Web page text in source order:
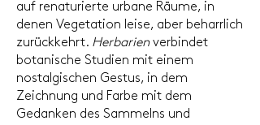
auf renaturierte urbane Räume, in
denen Vegetation leise, aber beharrlich
zurückkehrt. Herbarienverbindet
botanische Studien mit einem
nostalgischen Gestus, in dem
Zeichnung und Farbe mit dem
Gedanken des Sammelns und